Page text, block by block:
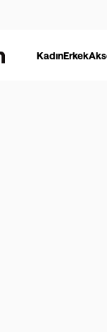
KadınErkek